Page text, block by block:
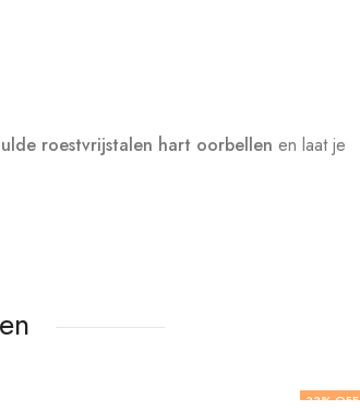
roestvrijstalen hart oorbellen en laat je
33% OFF